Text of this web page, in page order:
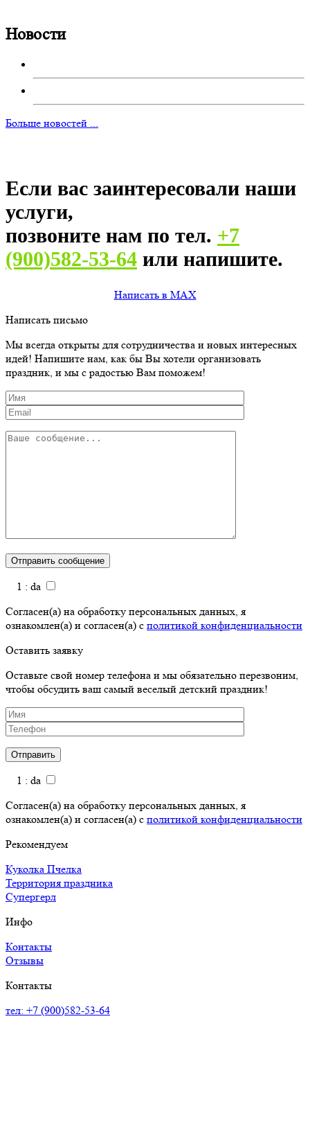
Новости
Больше новостей ...
Если вас заинтересовали наши
услуги,
позвоните нам по тел. +7
(900)582-53-64 или напишите.
Написать в MAX
Написать письмо
Мы всегда открыты для сотрудничества и новых интересных
идей! Напишите нам, как бы Вы хотели организовать
праздник, и мы с радостью Вам поможем!
1 : da
Согласен(а) на обработку персональных данных, я
ознакомлен(а) и согласен(а) с политикой конфиденциальности
Оставить заявку
Оставьте свой номер телефона и мы обязательно перезвоним,
чтобы обсудить ваш самый веселый детский праздник!
1 : da
Согласен(а) на обработку персональных данных, я
ознакомлен(а) и согласен(а) с политикой конфиденциальности
Рекомендуем
Куколка Пчелка
Территория праздника
Супергерл
Инфо
Контакты
Отзывы
Контакты
тел: +7 (900)582-53-64